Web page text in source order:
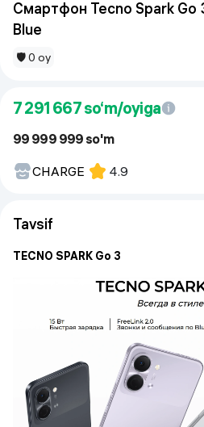
Смартфон Tecno Spark Go
Blue
🛡 0 oy
7 291 667so‘m/oyiga
99 999 999 so'm
CHARGE
4.9
Tavsif
TECNO SPARK Go 3